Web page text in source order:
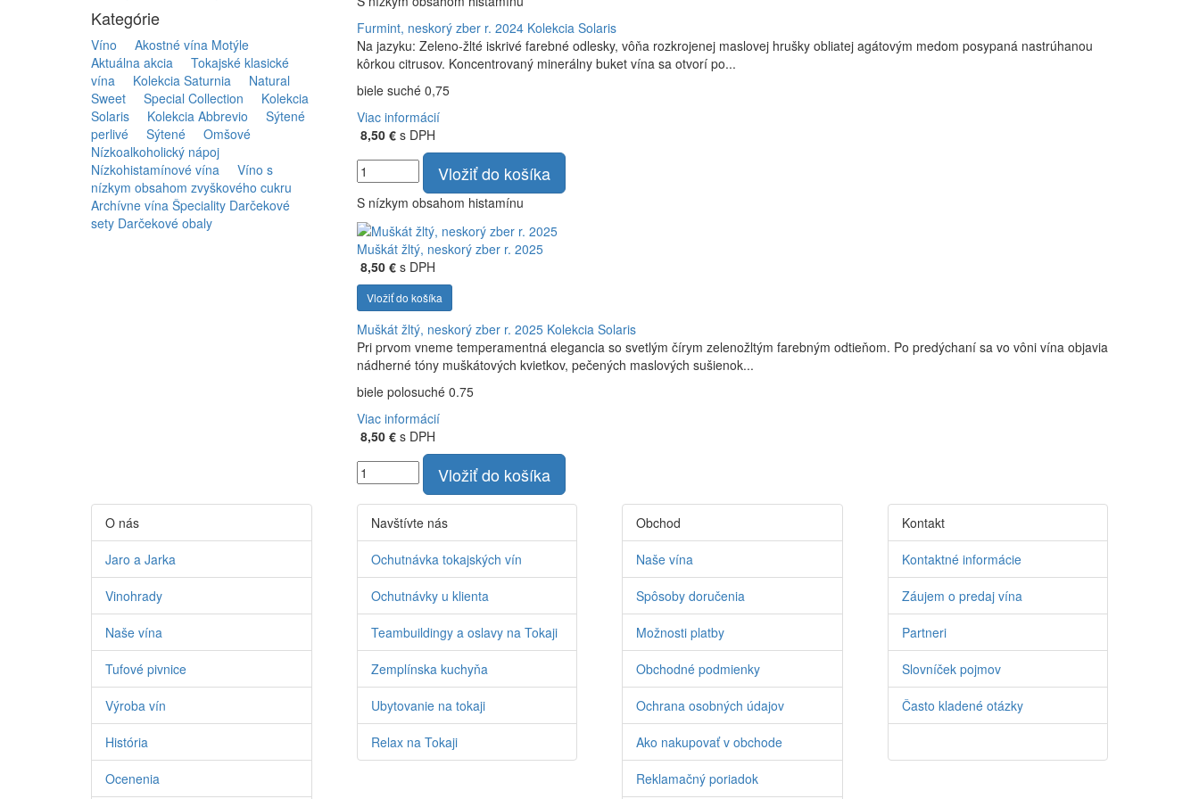
Kategórie
Víno
Akostné vína Motýle
Aktuálna akcia
Tokajské klasické
vína
Kolekcia Saturnia
Natural
Sweet
Special Collection
Kolekcia
Solaris
Kolekcia Abbrevio
Sýtené
perlivé
Sýtené
Omšové
Nízkoalkoholický nápoj
Nízkohistamínové vína
Víno s
nízkym obsahom zvyškového cukru
Archívne vína Špeciality Darčekové
sety Darčekové obaly
Furmint, neskorý zber r. 2024 Kolekcia Solaris
Na jazyku: Zeleno-žlté iskrivé farebné odlesky, vôňa rozkrojenej maslovej hrušky obliatej agátovým medom posypaná nastrúhanou
kôrkou citrusov. Koncentrovaný minerálny buket vína sa otvorí po...
biele suché 0,75
Viac informácií
8,50 €s DPH
Vložiť do košíka
S nízkym obsahom histamínu
Muškát žltý, neskorý zber r. 2025
8,50 €s DPH
Vložiť do košíka
Muškát žltý, neskorý zber r. 2025 Kolekcia Solaris
Pri prvom vneme temperamentná elegancia so svetlým čírym zelenožltým farebným odtieňom. Po predýchaní sa vo vôni vína objavia
nádherné tóny muškátových kvietkov, pečených maslových sušienok...
biele polosuché 0.75
Viac informácií
8,50 €s DPH
Vložiť do košíka
O nás
Jaro a Jarka
Vinohrady
Naše vína
Tufové pivnice
Výroba vín
História
Ocenenia
Navštívte nás
Ochutnávka tokajských vín
Ochutnávky u klienta
Teambuildingy a oslavy na Tokaji
Zemplínska kuchyňa
Ubytovanie na tokaji
Relax na Tokaji
Obchod
Naše vína
Spôsoby doručenia
Možnosti platby
Obchodné podmienky
Ochrana osobných údajov
Ako nakupovať v obchode
Reklamačný poriadok
Kontakt
Kontaktné informácie
Záujem o predaj vína
Partneri
Slovníček pojmov
Často kladené otázky